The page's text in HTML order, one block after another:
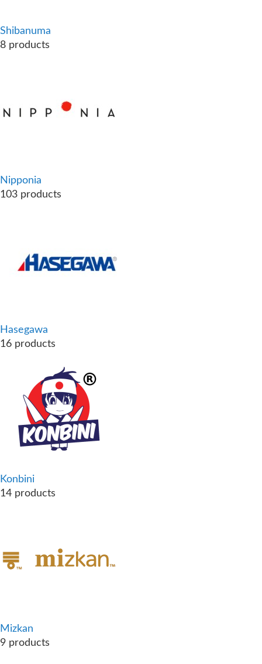
Shibanuma
8 products
Nipponia
103 products
Hasegawa
16 products
Konbini
14 products
Mizkan
9 products